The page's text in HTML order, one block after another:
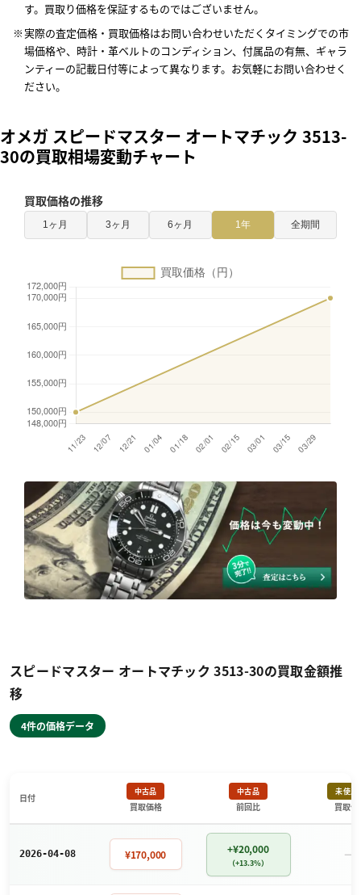
す。買取り価格を保証するものではございません。
実際の査定価格・買取価格はお問い合わせいただくタイミングでの市
場価格や、時計・革ベルトのコンディション、付属品の有無、ギャラ
ンティーの記載日付等によって異なります。お気軽にお問い合わせく
ださい。
オメガ スピードマスター オートマチック 3513-
30の買取相場変動チャート
買取価格の推移
1ヶ月 3ヶ月 6ヶ月 1年 全期間
スピードマスター オートマチック 3513-30の買取金額推
移
4件の価格データ
日付
中古品
買取価格
中古品
前回比
未使用
買取価
2026-04-08 ¥170,000 +¥20,000
（+13.3%） －